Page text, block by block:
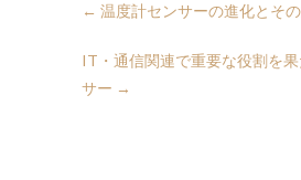
← 温度計センサーの進化とそ
IT・通信関連で重要な役割を
サー →